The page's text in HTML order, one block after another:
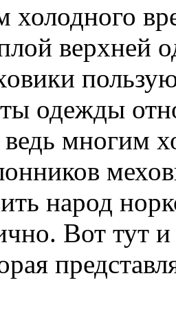
холодного
одежды
ведь многим
народ
Вот тут